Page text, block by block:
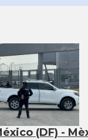
(DF) -